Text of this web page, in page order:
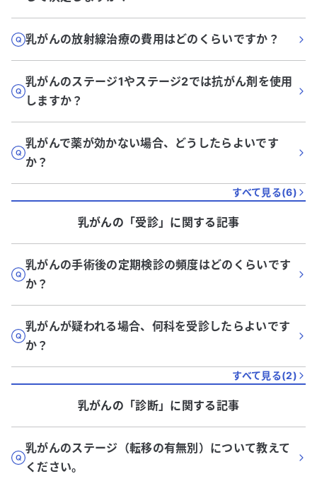
乳がんの放射線治療の費用はどのくらいですか？
乳がんのステージ1やステージ2では抗がん剤を使用
しますか？
乳がんで薬が効かない場合、どうしたらよいです
か？
すべて見る(6)
乳がんの「受診」に関する記事
乳がんの手術後の定期検診の頻度はどのくらいです
か？
乳がんが疑われる場合、何科を受診したらよいです
か？
すべて見る(2)
乳がんの「診断」に関する記事
乳がんのステージ（転移の有無別）について教えて
ください。